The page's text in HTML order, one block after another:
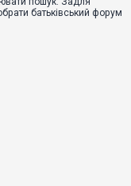
батьківський форум